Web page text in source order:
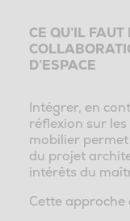
CE QU’IL
D’ESPACE
Intégrer, en
réflexion sur
mobilier
du projet
intérêts du
Cette approche